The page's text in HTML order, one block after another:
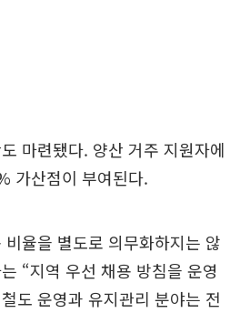
마련됐다. 양산 거주 지원자에
가산점이 부여된다.
율을 별도로 의무화하지는 않
“지역 우선 채용 방침을 운영
도 운영과 유지관리 분야는 전